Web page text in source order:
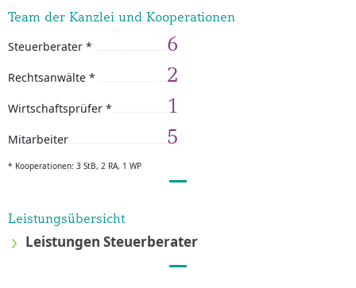
Team der Kanzlei und Kooperationen
Steuerberater * 6
Rechtsanwälte * 2
Wirtschaftsprüfer * 1
Mitarbeiter 5
* Kooperationen: 3 StB, 2 RA, 1 WP
Leistungsübersicht
Leistungen Steuerberater